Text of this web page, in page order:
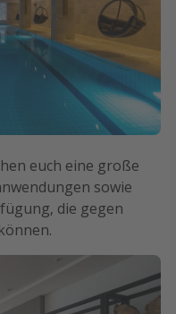
euch eine große
sowie
die gegen